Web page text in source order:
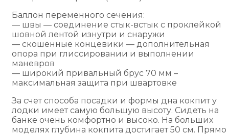
Баллон переменного сечения:
— швы — соединение стык-встык с проклейкой
шовной лентой изнутри и снаружи
— скошенные концевики — дополнительная
опора при глиссировании и выполнении
маневров
— широкий привальный брус 70 мм –
максимальная защита при швартовке
За счет способа посадки и формы дна кокпит у
лодки имеет самую большую высоту. Сидеть на
банке очень комфортно и высоко. На больших
моделях глубина кокпита достигает 50 см. Прямо